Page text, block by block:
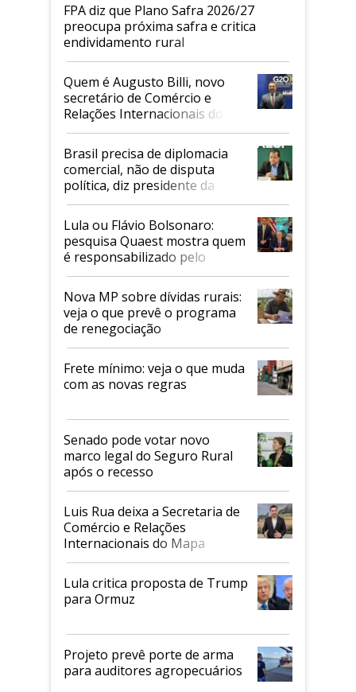
FPA diz que Plano Safra 2026/27
preocupa próxima safra e critica
endividamento rural
Quem é Augusto Billi, novo
secretário de Comércio e
Relações Internacionais do
Mapa
Brasil precisa de diplomacia
comercial, não de disputa
política, diz presidente da
Faesp
Lula ou Flávio Bolsonaro:
pesquisa Quaest mostra quem
é responsabilizado pelo
tarifaço dos EUA
Nova MP sobre dívidas rurais:
veja o que prevê o programa
de renegociação
Frete mínimo: veja o que muda
com as novas regras
Senado pode votar novo
marco legal do Seguro Rural
após o recesso
Luis Rua deixa a Secretaria de
Comércio e Relações
Internacionais do Mapa
Lula critica proposta de Trump
para Ormuz
Projeto prevê porte de arma
para auditores agropecuários